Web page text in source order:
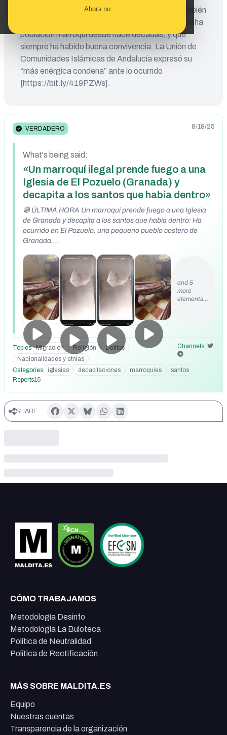
Ahora no
VERDADERO 8/18/25
What's being said:
«Un marroquí ilegal prende fuego a una
Iglesia de El Pozuelo (Granada) y
decapita a los santos que había dentro»
🔴 ÚLTIMA HORA Un marroquí prende fuego a una Iglesia
de Granada y decapita a los santos que había dentro: Ha
ocurrido en El Pozuelo, una pequeño pueblo costero de
Granada.
s=46 https://t.me/Alviseperez/12800
and 5
more
elements…
Topics Migración Religión
Delitos
Nacionalidades y etnias
Channels:
Categories iglesias decapitaciones marroquíes
santos
Reports15
marroquí. Desde el Ayuntamiento de Albuñol también
recalcan que El Pozuelo es una localidad con mucha
población marroquí desde hace décadas, y que
siempre ha habido buena convivencia. La Unión de
Comunidades Islámicas de Andalucía expresó su
“más enérgica condena” ante lo ocurrido
[https://bit.ly/419PZWs].
SHARE:
CÓMO TRABAJAMOS
Metodología Desinfo
Metodología La Buloteca
Política de Neutralidad
Política de Rectificación
MÁS SOBRE MALDITA.ES
Equipo
Nuestras cuentas
Transparencia de la organización